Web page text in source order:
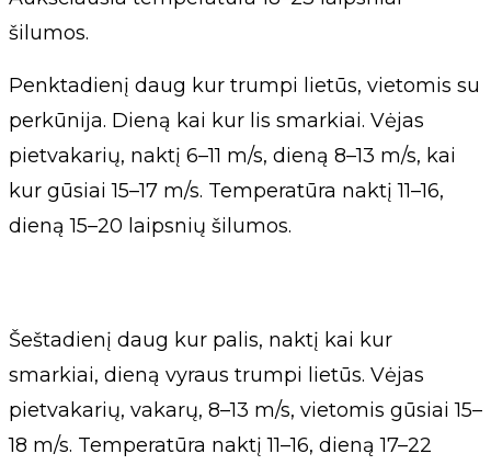
šilumos.
Penktadienį daug kur trumpi lietūs, vietomis su
perkūnija. Dieną kai kur lis smarkiai. Vėjas
pietvakarių, naktį 6–11 m/s, dieną 8–13 m/s, kai
kur gūsiai 15–17 m/s. Temperatūra naktį 11–16,
dieną 15–20 laipsnių šilumos.
Šeštadienį daug kur palis, naktį kai kur
smarkiai, dieną vyraus trumpi lietūs. Vėjas
pietvakarių, vakarų, 8–13 m/s, vietomis gūsiai 15–
18 m/s. Temperatūra naktį 11–16, dieną 17–22